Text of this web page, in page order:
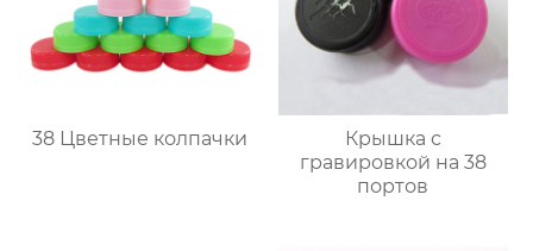
38 Цветные колпачки
Крышка с
гравировкой на 38
портов